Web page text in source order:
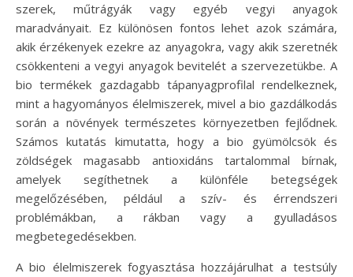
szerek, műtrágyák vagy egyéb vegyi anyagok
maradványait. Ez különösen fontos lehet azok számára,
akik érzékenyek ezekre az anyagokra, vagy akik szeretnék
csökkenteni a vegyi anyagok bevitelét a szervezetükbe. A
bio termékek gazdagabb tápanyagprofilal rendelkeznek,
mint a hagyományos élelmiszerek, mivel a bio gazdálkodás
során a növények természetes környezetben fejlődnek.
Számos kutatás kimutatta, hogy a bio gyümölcsök és
zöldségek magasabb antioxidáns tartalommal bírnak,
amelyek segíthetnek a különféle betegségek
megelőzésében, például a szív- és érrendszeri
problémákban, a rákban vagy a gyulladásos
megbetegedésekben.
A bio élelmiszerek fogyasztása hozzájárulhat a testsúly